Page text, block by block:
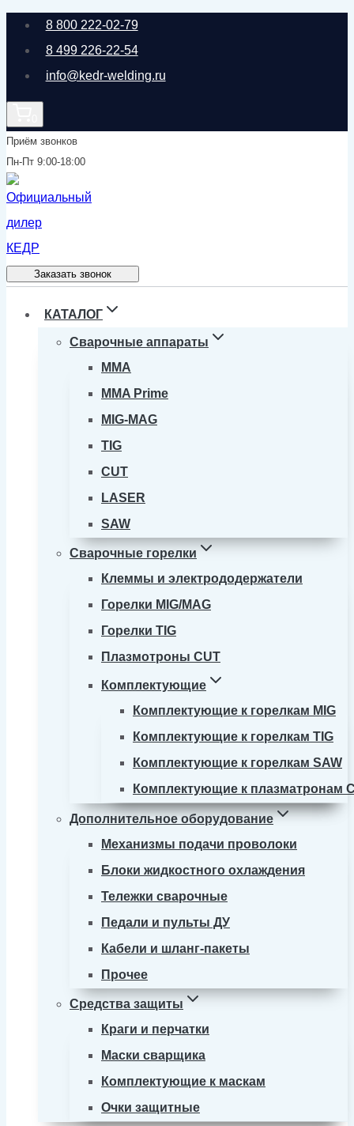
Перейти
содержимому
8 800 222-02-79
8 499 226-22-54
info@kedr-welding.ru
Приём звонков
Пн-Пт 9:00-18:00
Заказать звонок
КАТАЛОГ
Сварочные аппараты
MMA
MMA Prime
MIG-MAG
TIG
CUT
LASER
SAW
Сварочные горелки
Клеммы и электрододержатели
Горелки MIG/MAG
Горелки TIG
Плазмотроны CUT
Комплектующие
Комплектующие к горелкам MIG
Комплектующие к горелкам TIG
Комплектующие к горелкам SAW
Комплектующие к плазматронам
Дополнительное оборудование
Механизмы подачи проволоки
Блоки жидкостного охлаждения
Тележки сварочные
Педали и пульты ДУ
Кабели и шланг-пакеты
Прочее
Средства защиты
Краги и перчатки
Маски сварщика
Комплектующие к маскам
Очки защитные